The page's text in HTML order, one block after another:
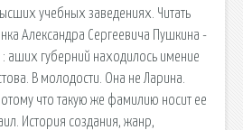
учебных заведениях. Читать
Александра Сергеевича Пушкина -
: аших губерний находилось имение
В молодости. Она не Ларина.
что такую же фамилию носит ее
История создания, жанр,